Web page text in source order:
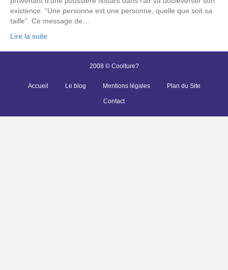
existence. “Une personne est une personne, quelle que soit sa
taille”. Ce message de…
Lire la suite
2008 © Coolture?
Accueil Le blog Mentions légales Plan du Site
Contact